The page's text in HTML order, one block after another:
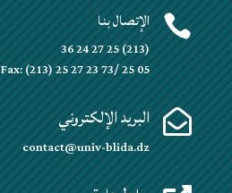
 الإتصال بنا
(213) 25 27 24 36
Fax: (213) 25 27 23 73/ 25 05
 البريد الإلكتروني
contact@univ-blida.dz